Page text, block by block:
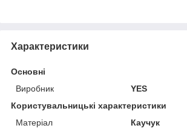
Характеристики
Основні
Виробник
YES
Користувальницькі характеристики
Матеріал
Каучук